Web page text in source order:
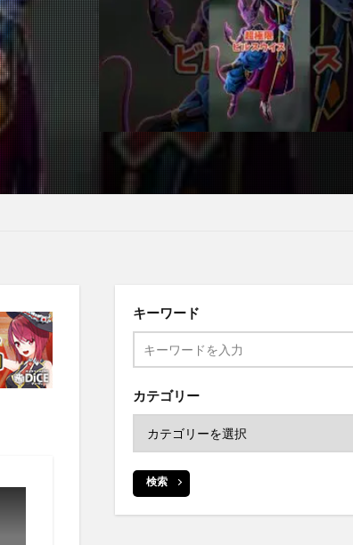
キーワード
カテゴリー
検索